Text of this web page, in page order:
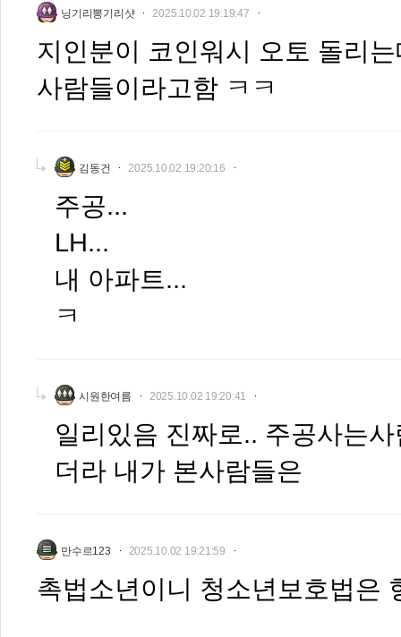
닝기리뽕기리샷 2025.10.02 19:19:47
지인분이 코인워시 오토 돌리
사람들이라고함 ㅋㅋ
김동건 2025.10.02 19:20:16
주공...
LH...
내 아파트...
ㅋ
시원한여름 2025.10.02 19:20:41
일리있음 진짜로.. 주공사는
더라 내가 본사람들은
만수르123 2025.10.02 19:21:59
촉법소년이니 청소년보호법은